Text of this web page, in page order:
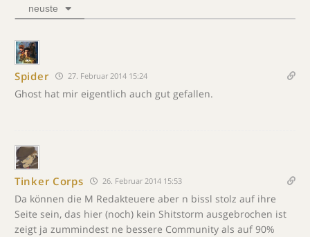
neuste
Spider 27. Februar 2014 15:24
Ghost hat mir eigentlich auch gut gefallen.
Tinker Corps 26. Februar 2014 15:53
Da können die M Redakteuere aber n bissl stolz auf ihre
Seite sein, das hier (noch) kein Shitstorm ausgebrochen ist
zeigt ja zummindest ne bessere Community als auf 90%